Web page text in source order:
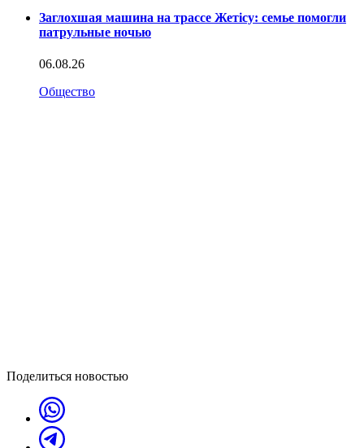
Заглохшая машина на трассе Жетісу: семье помогли
патрульные ночью
06.08.26
Общество
Поделиться новостью